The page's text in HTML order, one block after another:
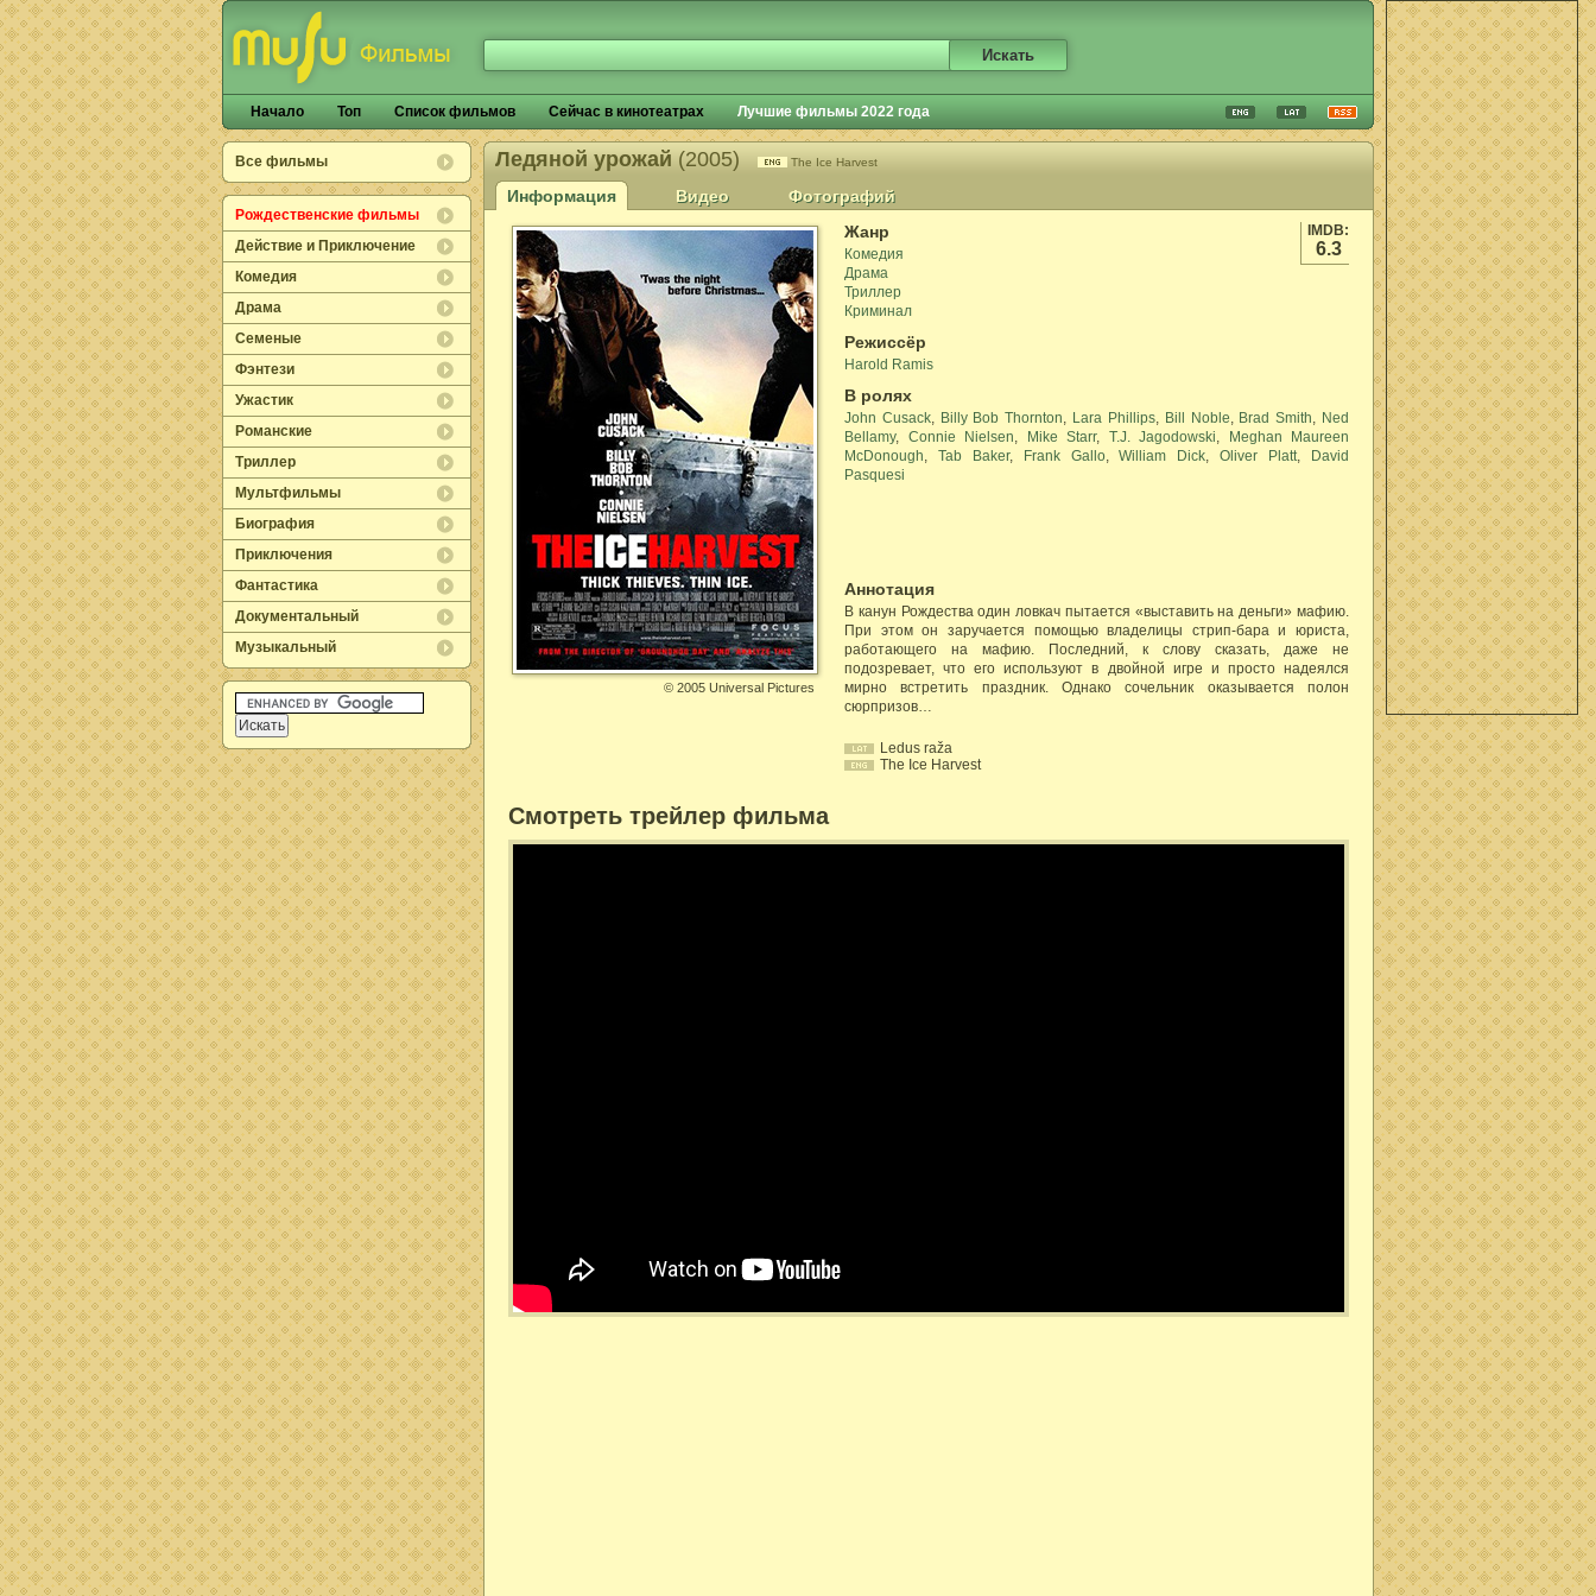
Начало Топ Список фильмов Сейчас в кинотеатрах Лучшие фильмы 2022 года
Все фильмы
Рождественские фильмы
Действие и Приключение
Комедия
Драма
Семеные
Фэнтези
Ужастик
Романские
Триллер
Мультфильмы
Биография
Приключения
Фантастика
Документальный
Музыкальный
Ледяной урожай (2005) The Ice Harvest
Информация Видео Фотографий
IMDB:
6.3
Жанр
Комедия
Драма
Триллер
Криминал
Режиссёр
Harold Ramis
В ролях
John Cusack, Billy Bob Thornton, Lara Phillips, Bill Noble, Brad Smith, Ned
Bellamy, Connie Nielsen, Mike Starr, T.J. Jagodowski,
Meghan Maureen
McDonough, Tab Baker, Frank Gallo,William Dick,Oliver Platt,
David
Pasquesi
Аннотация
В канун Рождества один ловкач пытается «выставить на деньги» мафию.
При этом он заручается помощью владелицы стрип-бара и юриста,
работающего на мафию. Последний, к слову сказать, даже не
подозревает, что его используют в двойной игре и просто надеялся
мирно встретить праздник. Однако сочельник оказывается полон
сюрпризов…
Ledus raža
The Ice Harvest
© 2005 Universal Pictures
Смотреть трейлер фильма